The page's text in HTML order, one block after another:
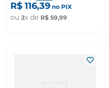
R$ 116,39 no PIX
ou 2x de R$ 59,99